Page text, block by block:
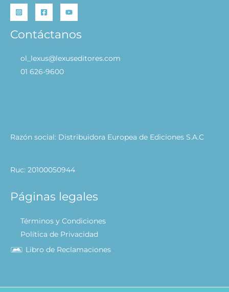
Contáctanos
ol_lexus@lexuseditores.com
01 626-9600
Razón social: Distribuidora Europea de Ediciones S.A.C
Ruc: 20100050944
Páginas legales
Términos y Condiciones
Política de Privacidad
Libro de Reclamaciones